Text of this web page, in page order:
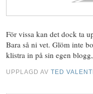
För vissa kan det dock ta
Bara så ni vet. Glöm inte
klistra in på sin egen
UPPLAGD AVTED